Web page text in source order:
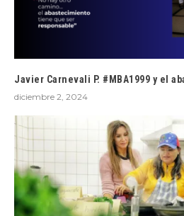
Javier Carnevali P. #MBA1999 y el
diciembre 2, 2024